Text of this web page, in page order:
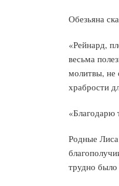
Обезьяна
«Рейнард,
весьма
молитвы, не
храбрости
«Благодарю
Родные Лиса
трудно